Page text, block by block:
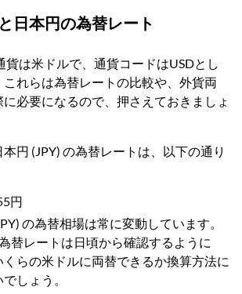
日本円の為替レート
貨は米ドルで、通貨コードはUSDとし
れらは為替レートの比較や、外貨両
必要になるので、押さえておきましょ
円 (JPY) の為替レートは、以下の通り
円
の為替相場は常に変動しています。
替レートは日頃から確認するように
くらの米ドルに両替できるか換算方法に
しょう。